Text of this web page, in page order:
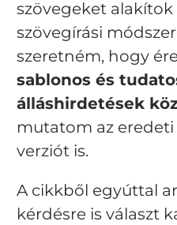
szövegeket
szövegírási
szeretném, hogy
sablonos és
álláshirdetések
mutatom az
verziót is.
A cikkből egyúttal
kérdésre is választ